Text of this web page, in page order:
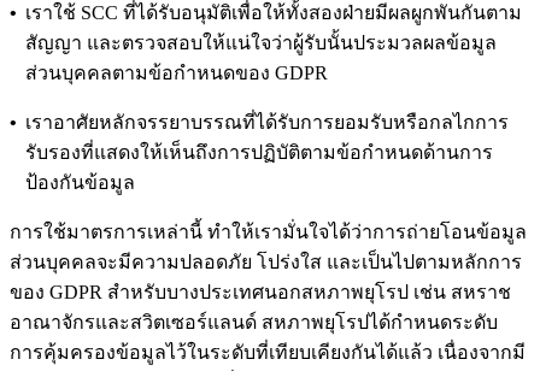
• เราใช้ SCC ที่ได้รับอนุมัติเพื่อให้ทั้งสองฝ่ายมีผลผูกพันกันตาม
สัญญา และตรวจสอบให้แน่ใจว่าผู้รับนั้นประมวลผลข้อมูล
ส่วนบุคคลตามข้อกำหนดของ GDPR
• เราอาศัยหลักจรรยาบรรณที่ได้รับการยอมรับหรือกลไกการ
รับรองที่แสดงให้เห็นถึงการปฏิบัติตามข้อกำหนดด้านการ
ป้องกันข้อมูล
การใช้มาตรการเหล่านี้ ทำให้เรามั่นใจได้ว่าการถ่ายโอนข้อมูล
ส่วนบุคคลจะมีความปลอดภัย โปร่งใส และเป็นไปตามหลักการ
ของ GDPR สำหรับบางประเทศนอกสหภาพยุโรป เช่น สหราช
อาณาจักรและสวิตเซอร์แลนด์ สหภาพยุโรปได้กำหนดระดับ
การคุ้มครองข้อมูลไว้ในระดับที่เทียบเคียงกันได้แล้ว เนื่องจากมี